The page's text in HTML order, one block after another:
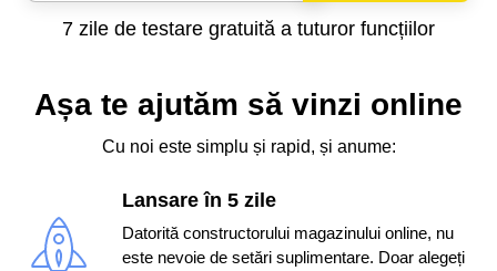
7 zile de testare gratuită a tuturor funcțiilor
Așa te ajutăm să vinzi online
Cu noi este simplu și rapid, și anume:
Lansare în 5 zile
Datorită constructorului magazinului online, nu
este nevoie de setări suplimentare. Doar alegeți